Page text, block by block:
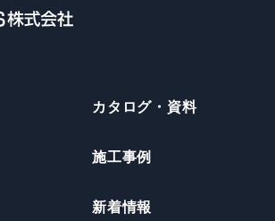
カタログ・資料
施工事例
新着情報